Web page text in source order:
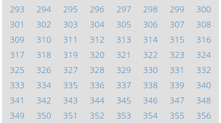
293
294 295 296 297 298 299
300
301
302 303 304 305 306 307
308
309
310 311 312 313 314 315
316
317
318 319 320 321 322 323
324
325
326 327 328 329 330 331
332
333
334 335 336 337 338 339
340
341
342 343 344 345 346 347
348
349
350 351 352 353 354 355 356